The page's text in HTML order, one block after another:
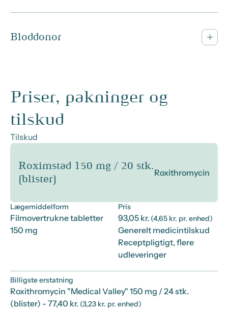
Bloddonor
Priser, pakninger og
tilskud
Tilskud
Roximstad 150 mg / 20 stk.
(blister)
Roxithromycin
Lægemiddelform
Filmovertrukne tabletter
150 mg
Pris
93,05 kr. (4,65 kr. pr. enhed)
Generelt medicintilskud
Receptpligtigt, flere
udleveringer
Billigste erstatning
Roxithromycin "Medical Valley" 150 mg / 24 stk.
(blister) - 77,40 kr. (3,23 kr. pr. enhed)